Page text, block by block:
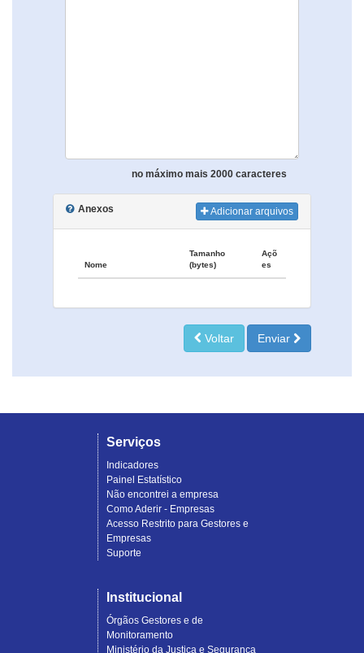
no máximo mais 2000 caracteres
Anexos Adicionar arquivos
Nome
Tamanho
(bytes)
Açõ
es
Voltar Enviar
Serviços
Indicadores
Painel Estatístico
Não encontrei a empresa
Como Aderir - Empresas
Acesso Restrito para Gestores e
Empresas
Suporte
Institucional
Órgãos Gestores e de
Monitoramento
Ministério da Justiça e Segurança